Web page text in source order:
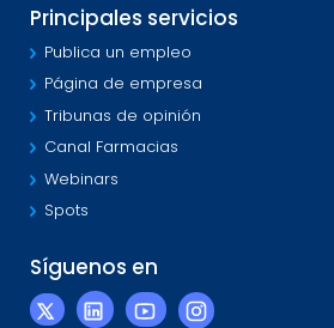
Principales servicios
Publica un empleo
Página de empresa
Tribunas de opinión
Canal Farmacias
Webinars
Spots
Síguenos en